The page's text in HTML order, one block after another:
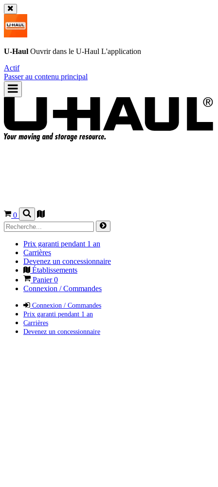
U-Haul Ouvrir dans le U-Haul L'application
Actif
Passer au contenu principal
0
Prix garanti pendant 1 an
Carrières
Devenez un concessionnaire
Établissements
Panier0
Connexion / Commandes
Connexion / Commandes
Prix garanti pendant 1 an
Carrières
Devenez un concessionnaire